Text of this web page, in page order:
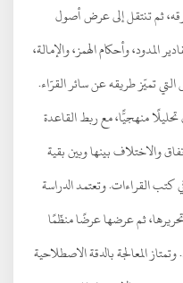
ثم تنتقل إلى عرض أصول
المدود، وأحكام الهمز، والإمالة،
تميّز طريقه عن سائر القرّاء.
منهجيًّا، مع ربط القاعدة
والاختلاف بينها وبين بقية
كتب القراءات. وتعتمد الدراسة
ثم عرضها عرضًا منظّمًا
المعالجة بالدقة الاصطلاحية